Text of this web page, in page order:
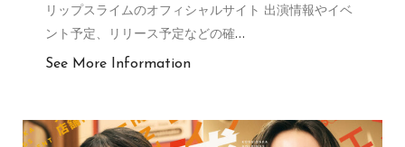
リップスライムのオフィシャルサイト 出演情報やイベ
ント予定、リリース予定などの確…
See More Information